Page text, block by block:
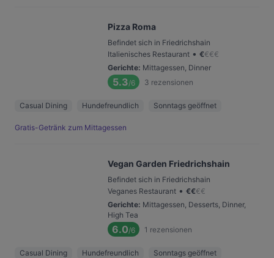
Pizza Roma
Befindet sich in Friedrichshain
Italienisches Restaurant • €€€€
Gerichte: Mittagessen, Dinner
5.3/6 3 rezensionen
Casual Dining Hundefreundlich Sonntags geöffnet
Gratis-Getränk zum Mittagessen
Vegan Garden Friedrichshain
Befindet sich in Friedrichshain
Veganes Restaurant • €€€€
Gerichte: Mittagessen, Desserts, Dinner,
High Tea
6.0/6 1 rezensionen
Casual Dining Hundefreundlich Sonntags geöffnet